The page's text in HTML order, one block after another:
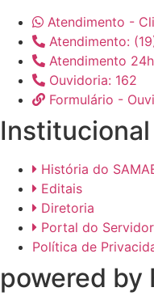
Atendimento -
Atendimento:
Atendimento
Ouvidoria: 162
Formulário -
Institucional
História do
Editais
Diretoria
Portal do Servidor
Política de
powered by